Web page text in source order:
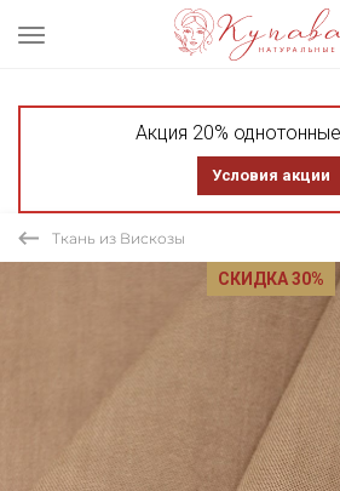
Акция 20%
Условия акции
Ткань из Вискозы
СКИДКА 30%